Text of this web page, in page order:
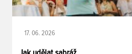
17. 06. 2026